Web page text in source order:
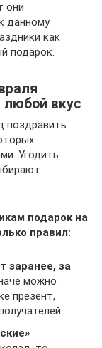
они
данному
как
подарок.
любой вкус
поздравить
Угодить
подарок на
правил:
заранее, за
можно
презент,